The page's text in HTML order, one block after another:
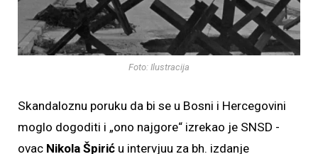
Foto: Ilustracija
Skandaloznu poruku da bi se u Bosni i Hercegovini
moglo dogoditi i „ono najgore“ izrekao je SNSD -
ovac Nikola Špirić u intervjuu za bh. izdanje